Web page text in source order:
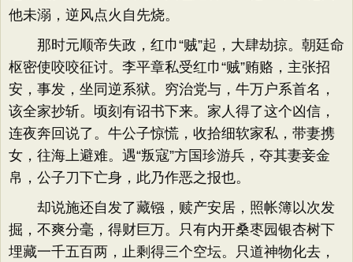
他未溺，逆风点火自先烧。
那时元顺帝失政，红巾“贼”起，大肆劫掠。朝廷命
枢密使咬咬征讨。李平章私受红巾“贼”贿赂，主张招
安，事发，坐同逆系狱。穷治党与，牛万户系首名，
该全家抄斩。顷刻有诏书下来。家人得了这个凶信，
连夜奔回说了。牛公子惊慌，收拾细软家私，带妻携
女，往海上避难。遇“叛寇”方国珍游兵，夺其妻妾金
帛，公子刀下亡身，此乃作恶之报也。
却说施还自发了藏镪，赎产安居，照帐簿以次发
掘，不爽分毫，得财巨万。只有内开桑枣园银杏树下
埋藏一千五百两，止剩得三个空坛。只道神物化去，